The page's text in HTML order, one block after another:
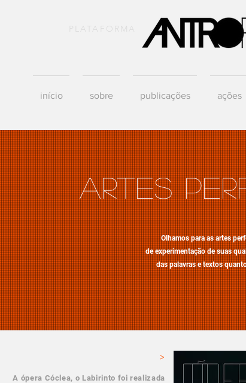
início sobre publicações ações
artes
Olhamos para as artes
de experimentação de suas
das palavras e textos
>
A ópera Cóclea, o Labirinto foi realizada